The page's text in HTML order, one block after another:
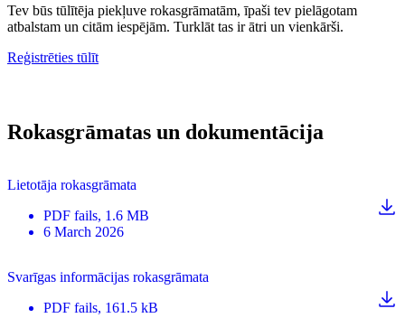
Tev būs tūlītēja piekļuve rokasgrāmatām, īpaši tev pielāgotam
atbalstam un citām iespējām. Turklāt tas ir ātri un vienkārši.
Reģistrēties tūlīt
Rokasgrāmatas un dokumentācija
Lietotāja rokasgrāmata
PDF fails, 1.6 MB
6 March 2026
Svarīgas informācijas rokasgrāmata
PDF fails, 161.5 kB